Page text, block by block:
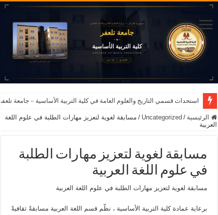
استحداث قسمي التاريخ والعلوم العامة في كلية التربية الأساسية – جامعة تلعفر للعام
الرئيسية /
Uncategorized
/ مسابقة لغوية لتعزيز مهارات الطلبة في علوم اللغة
العربية
مسابقة لغوية لتعزيز مهارات الطلبة
في علوم اللغة العربية
مسابقة لغوية لتعزيز مهارات الطلبة في علوم اللغة العربية
برعاية عمادة كلية التربية الأساسية ، نظّم قسم اللغة العربية مسابقةً ثقافيةً